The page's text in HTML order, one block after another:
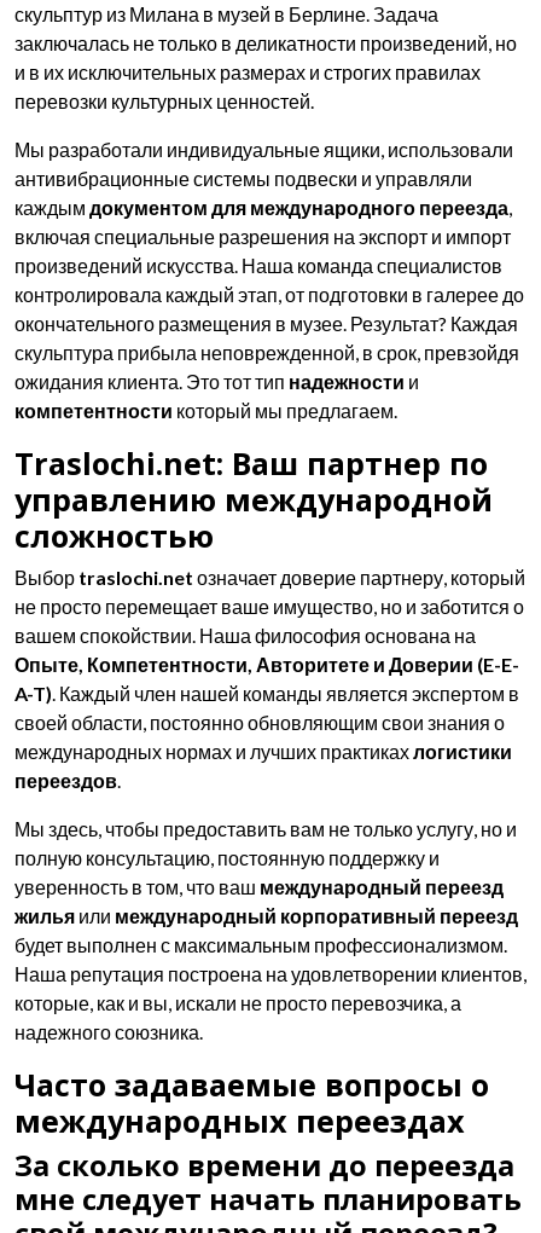
скульптур из Милана в музей в Берлине. Задача
заключалась не только в деликатности произведений, но
и в их исключительных размерах и строгих правилах
перевозки культурных ценностей.
Мы разработали индивидуальные ящики, использовали
антивибрационные системы подвески и управляли
каждым документом для международного переезда
включая специальные разрешения на экспорт и импорт
произведений искусства. Наша команда специалистов
контролировала каждый этап, от подготовки в галерее до
окончательного размещения в музее. Результат? Каждая
скульптура прибыла неповрежденной, в срок, превзойдя
ожидания клиента. Это тот тип надежности и
компетентности который мы предлагаем.
Traslochi.net: Ваш партнер по
управлению международной
сложностью
Выбор traslochi.net означает доверие партнеру, который
не просто перемещает ваше имущество, но и заботится о
вашем спокойствии. Наша философия основана на
Опыте, Компетентности, Авторитете и Доверии (E-E-
A-T) . Каждый член нашей команды является экспертом в
своей области, постоянно обновляющим свои знания о
международных нормах и лучших практиках логистики
переездов
Мы здесь, чтобы предоставить вам не только услугу, но и
полную консультацию, постоянную поддержку и
уверенность в том, что ваш международный переезд
жилья или международный корпоративный переезд
будет выполнен с максимальным профессионализмом.
Наша репутация построена на удовлетворении клиентов,
которые, как и вы, искали не просто перевозчика, а
надежного союзника.
Часто задаваемые вопросы о
международных переездах
За сколько времени до переезда
мне следует начать планировать